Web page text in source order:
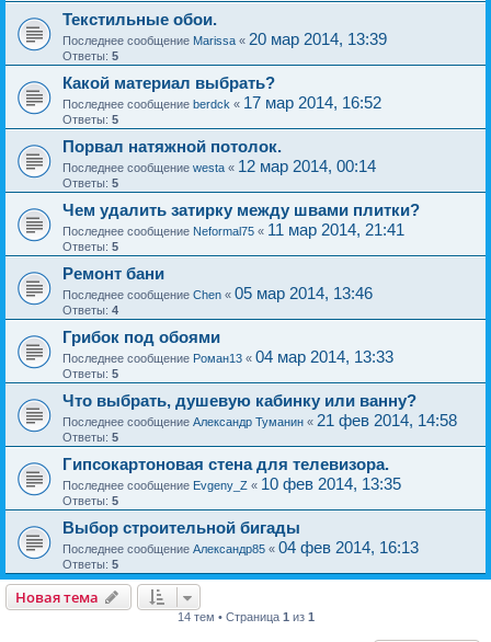
Текстильные обои.
Последнее сообщение Marissa « 20 мар 2014, 13:39
Ответы: 5
Какой материал выбрать?
Последнее сообщение berdck « 17 мар 2014, 16:52
Ответы: 5
Порвал натяжной потолок.
Последнее сообщение westa « 12 мар 2014, 00:14
Ответы: 5
Чем удалить затирку между швами плитки?
Последнее сообщение Neformal75 « 11 мар 2014, 21:41
Ответы: 5
Ремонт бани
Последнее сообщение Chen « 05 мар 2014, 13:46
Ответы: 4
Грибок под обоями
Последнее сообщение Роман13 « 04 мар 2014, 13:33
Ответы: 5
Что выбрать, душевую кабинку или ванну?
Последнее сообщение Александр Туманин « 21 фев 2014, 14:58
Ответы: 5
Гипсокартоновая стена для телевизора.
Последнее сообщение Evgeny_Z « 10 фев 2014, 13:35
Ответы: 5
Выбор строительной бигады
Последнее сообщение Александр85 « 04 фев 2014, 16:13
Ответы: 5
Новая тема
14 тем • Страница 1 из 1